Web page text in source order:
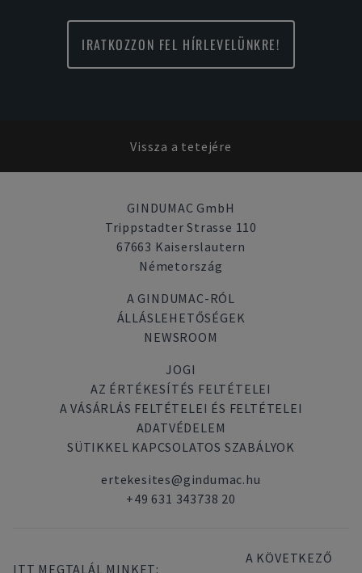
IRATKOZZON FEL HÍRLEVELÜNKRE!
Vissza a tetejére
GINDUMAC GmbH
Trippstadter Strasse 110
67663 Kaiserslautern
Németország
A GINDUMAC-RÓL
ÁLLÁSLEHETŐSÉGEK
NEWSROOM
JOGI
AZ ÉRTÉKESÍTÉS FELTÉTELEI
A VÁSÁRLÁS FELTÉTELEI ÉS FELTÉTELEI
ADATVÉDELEM
SÜTIKKEL KAPCSOLATOS SZABÁLYOK
ertekesites@gindumac.hu
+49 631 343738 20
ITT MEGTALÁL MINKET:
A KÖVETKEZŐ